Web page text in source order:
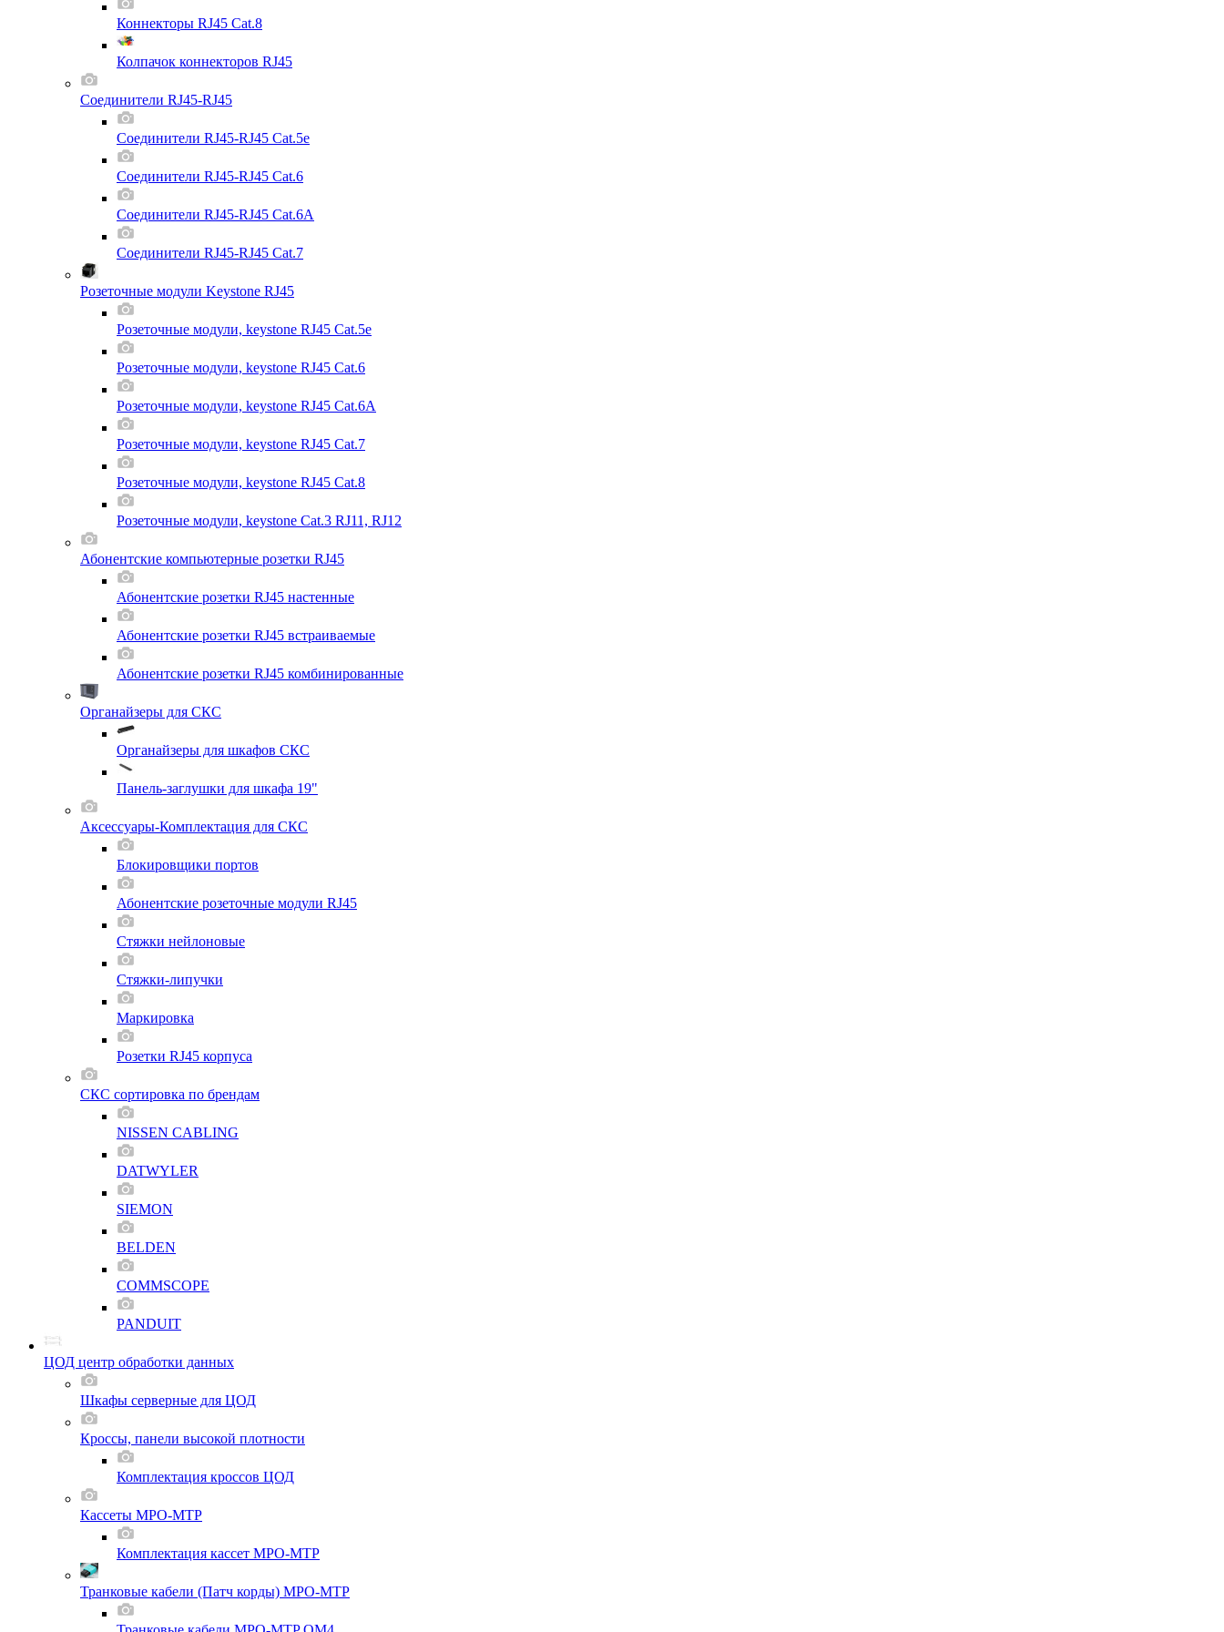
Коннекторы RJ45 Cat.8
Колпачок коннекторов RJ45
Соединители RJ45-RJ45
Соединители RJ45-RJ45 Cat.5e
Соединители RJ45-RJ45 Cat.6
Соединители RJ45-RJ45 Cat.6A
Соединители RJ45-RJ45 Cat.7
Розеточные модули Keystone RJ45
Розеточные модули, keystone RJ45 Cat.5e
Розеточные модули, keystone RJ45 Cat.6
Розеточные модули, keystone RJ45 Cat.6A
Розеточные модули, keystone RJ45 Cat.7
Розеточные модули, keystone RJ45 Cat.8
Розеточные модули, keystone Cat.3 RJ11, RJ12
Абонентские компьютерные розетки RJ45
Абонентские розетки RJ45 настенные
Абонентские розетки RJ45 встраиваемые
Абонентские розетки RJ45 комбинированные
Органайзеры для СКС
Органайзеры для шкафов СКС
Панель-заглушки для шкафа 19"
Аксессуары-Комплектация для СКС
Блокировщики портов
Абонентские розеточные модули RJ45
Стяжки нейлоновые
Стяжки-липучки
Маркировка
Розетки RJ45 корпуса
СКС сортировка по брендам
NISSEN CABLING
DATWYLER
SIEMON
BELDEN
COMMSCOPE
PANDUIT
ЦОД центр обработки данных
Шкафы серверные для ЦОД
Кроссы, панели высокой плотности
Комплектация кроссов ЦОД
Кассеты MPO-MTP
Комплектация кассет MPO-MTP
Транковые кабели (Патч корды) MPO-MTP